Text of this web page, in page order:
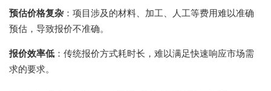
预估价格复杂 ：项目涉及的材料、加工、人工等费用难以准确
预估，导致报价不准确。
报价效率低 ：传统报价方式耗时长，难以满足快速响应市场需
求的要求。